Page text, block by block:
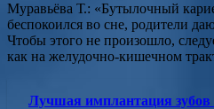
Муравьёва Т.: «Бутылочный
беспокоился во сне, родители
Чтобы этого не произошло,
как на желудочно-кишечном
Лучшая имплантация